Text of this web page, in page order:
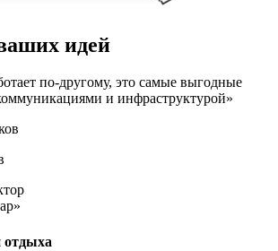
идей
по-другому, это самые выгодные
и инфраструктурой»
отдыха